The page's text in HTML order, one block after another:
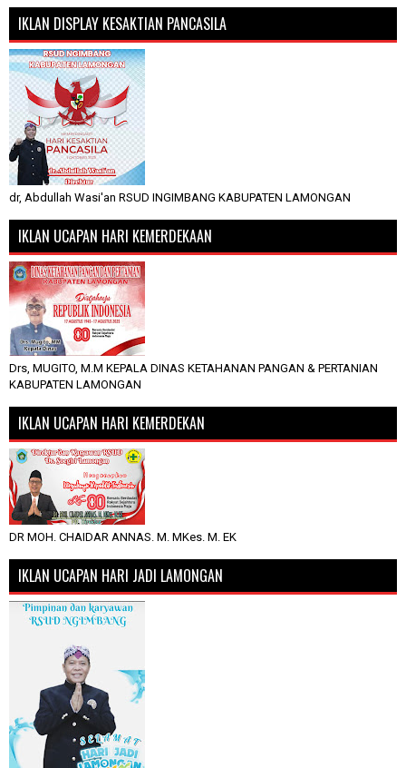
IKLAN DISPLAY KESAKTIAN PANCASILA
dr, Abdullah Wasi'an RSUD INGIMBANG KABUPATEN LAMONGAN
IKLAN UCAPAN HARI KEMERDEKAAN
Drs, MUGITO, M.M KEPALA DINAS KETAHANAN PANGAN & PERTANIAN
KABUPATEN LAMONGAN
IKLAN UCAPAN HARI KEMERDEKAN
DR MOH. CHAIDAR ANNAS. M. MKes. M. EK
IKLAN UCAPAN HARI JADI LAMONGAN